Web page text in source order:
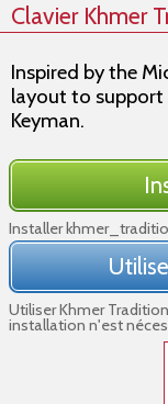
Clavier Khmer
Inspired by the
layout to
Keyman.
Installer
Utiliser Khmer
installation n'est